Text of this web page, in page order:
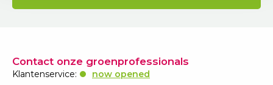
Contact onze groenprofessionals
Klantenservice:
now opened